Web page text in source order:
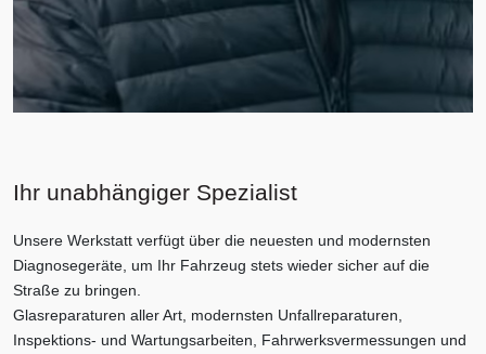
Ihr unabhängiger Spezialist
Unsere Werkstatt verfügt über die neuesten und modernsten
Diagnosegeräte, um Ihr Fahrzeug stets wieder sicher auf die
Straße zu bringen.
Glasreparaturen aller Art, modernsten Unfallreparaturen,
Inspektions- und Wartungsarbeiten, Fahrwerksvermessungen und